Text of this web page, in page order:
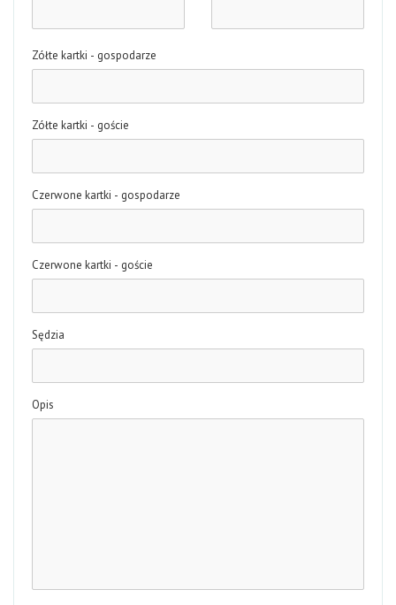
Zółte kartki - gospodarze
Zółte kartki - goście
Czerwone kartki - gospodarze
Czerwone kartki - goście
Sędzia
Opis